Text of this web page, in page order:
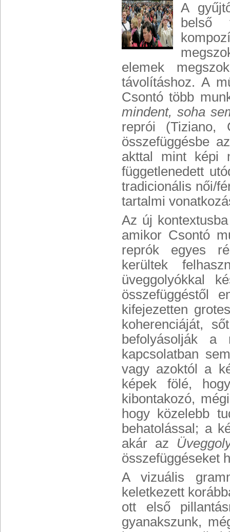
A
belső
elemek
távolításhoz. A
Csontó több
mindent, soha
reprói (Tiziano,
összefüggésbe
akttal mint képi
függetlenedett
tradicionális női/
tartalmi
Az új
amikor Csontó
reprók egyes
kerültek
üveggolyókkal
összefüggéstől
kifejezetten
koherenciáját,
befolyásolják
kapcsolatban
vagy azoktól a
képek fölé,
kibontakozó,
hogy közelebb
behatolással; a
akár az
összefüggéseket
A vizuális
keletkezett
ott első
gyanakszunk,